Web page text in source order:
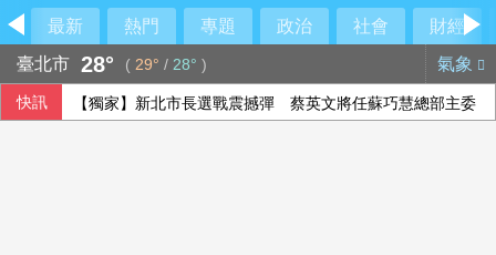
最新 熱門 專題 政治 社會
財經
臺北市 28° ( 29° / 28° ) 氣象
快訊 【獨家】新北市長選戰震撼彈 蔡英文將任蘇巧慧總部主委